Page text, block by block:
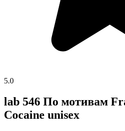
5.0
lab 546 По мотивам
Cocaine unisex